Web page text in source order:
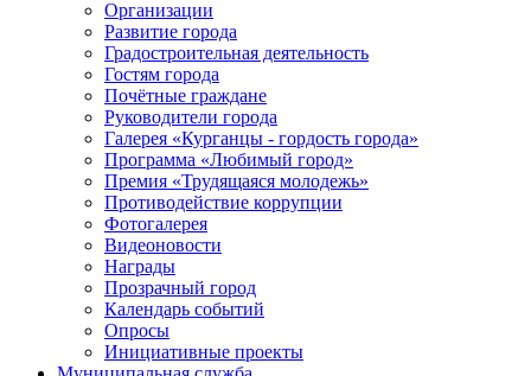
Организации
Развитие города
Градостроительная деятельность
Гостям города
Почётные граждане
Руководители города
Галерея «Курганцы - гордость города»
Программа «Любимый город»
Премия «Трудящаяся молодежь»
Противодействие коррупции
Фотогалерея
Видеоновости
Награды
Прозрачный город
Календарь событий
Опросы
Инициативные проекты